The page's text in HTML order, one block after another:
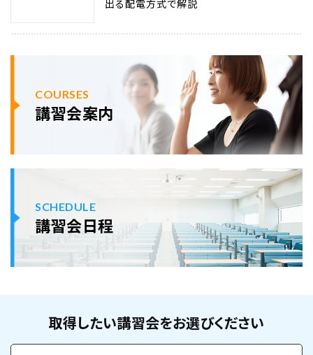
出る配電方式で解説
COURSES
講習会案内
SCHEDULE
講習会日程
取得したい講習会をお選びください